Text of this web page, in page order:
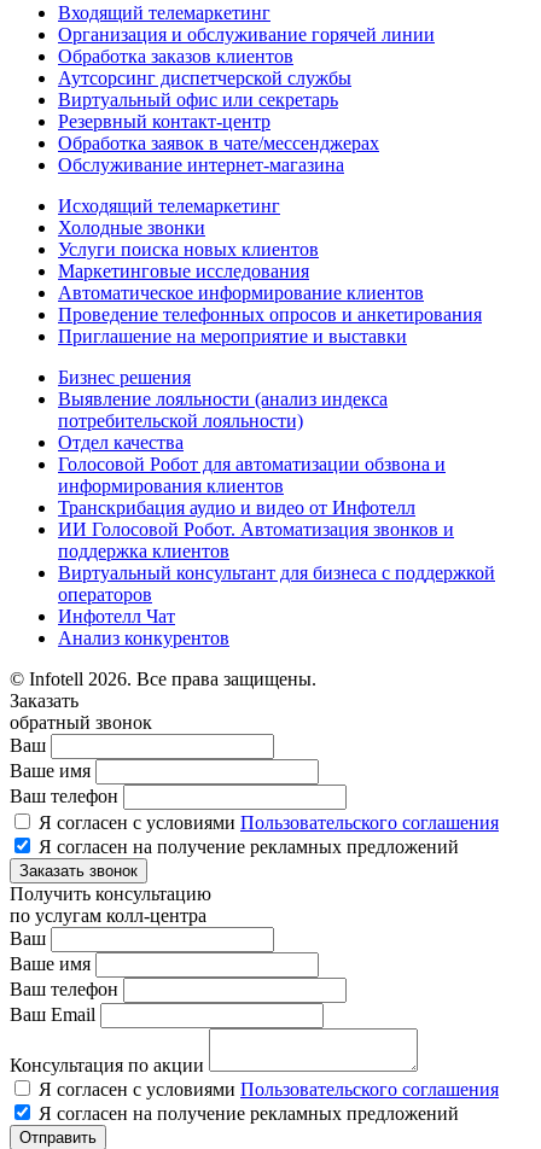
Входящий телемаркетинг
Организация и обслуживание горячей линии
Обработка заказов клиентов
Аутсорсинг диспетчерской службы
Виртуальный офис или секретарь
Резервный контакт-центр
Обработка заявок в чате/мессенджерах
Обслуживание интернет-магазина
Исходящий телемаркетинг
Холодные звонки
Услуги поиска новых клиентов
Маркетинговые исследования
Автоматическое информирование клиентов
Проведение телефонных опросов и анкетирования
Приглашение на мероприятие и выставки
Бизнес решения
Выявление лояльности (анализ индекса
потребительской лояльности)
Отдел качества
Голосовой Робот для автоматизации обзвона и
информирования клиентов
Транскрибация аудио и видео от Инфотелл
ИИ Голосовой Робот. Автоматизация звонков и
поддержка клиентов
Виртуальный консультант для бизнеса с поддержкой
операторов
Инфотелл Чат
Анализ конкурентов
© Infotell 2026. Все права защищены.
Заказать
обратный звонок
Ваш
Ваше имя
Ваш телефон
Я согласен с условиями Пользовательского соглашения
Я согласен на получение рекламных предложений
Заказать звонок
Получить консультацию
по услугам колл-центра
Ваш
Ваше имя
Ваш телефон
Ваш Email
Консультация по акции
Я согласен с условиями Пользовательского соглашения
Я согласен на получение рекламных предложений
Отправить